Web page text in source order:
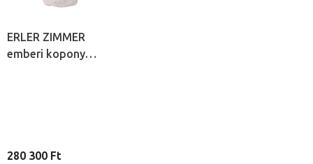
ERLER ZIMMER
emberi koponya
280 300 Ft